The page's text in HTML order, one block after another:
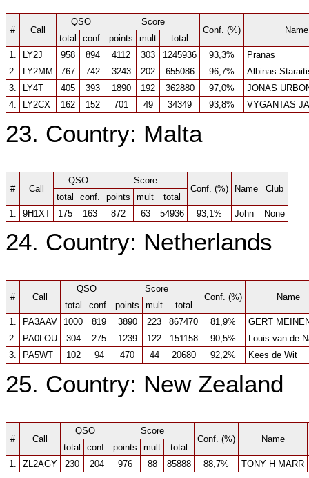
# Call
QSO
Score
Conf. (%)
Name
total
conf. points mult
total
1.
LY2J 958 894 4112 303 1245936 93,3%
Pranas
2.
LY2MM 767 742 3243 202 655086 96,7%
Albinas
3.
LY4T 405 393 1890 192 362880 97,0%
JONAS
4.
LY2CX 162 152 701 49 34349 93,8% VYGANTAS
23. Country: Malta
# Call
QSO
Score
Conf. (%)
Name
Club
total
conf. points mult
total
1.
9H1XT 175 163 872 63 54936 93,1% John None
24. Country: Netherlands
# Call
QSO
Score
Conf. (%)
Name
total
conf. points mult
total
1.
PA3AAV 1000 819 3890 223 867470 81,9%
GERT
2.
PA0LOU 304 275 1239 122 151158 90,5%
Louis van de
3.
PA5WT 102 94 470 44 20680 92,2% Kees de Wit
25. Country: New Zealand
# Call
QSO
Score
Conf. (%)
Name
total
conf. points mult
total
1.
ZL2AGY 230 204 976 88 85888 88,7% TONY H MARR